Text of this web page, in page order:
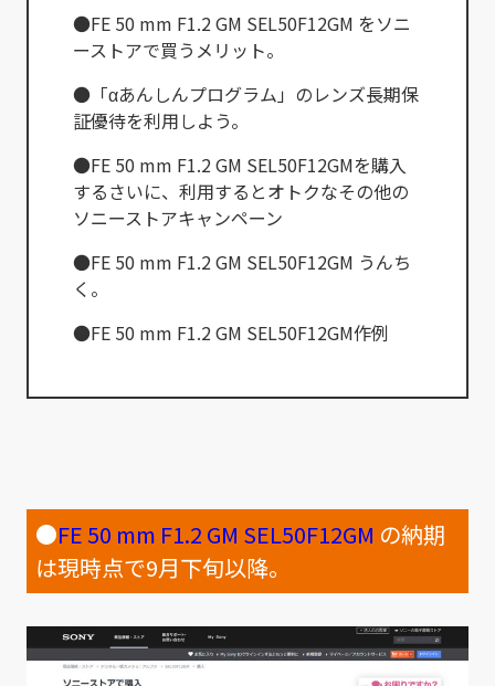
●FE 50 mm F1.2 GM SEL50F12GM をソニ
ーストアで買うメリット。
●「αあんしんプログラム」のレンズ長期保
証優待を利用しよう。
●FE 50 mm F1.2 GM SEL50F12GMを購入
するさいに、利用するとオトクなその他の
ソニーストアキャンペーン
●FE 50 mm F1.2 GM SEL50F12GM うんち
く。
●FE 50 mm F1.2 GM SEL50F12GM作例
●FE 50 mm F1.2 GM SEL50F12GM の納期
は現時点で9月下旬以降。